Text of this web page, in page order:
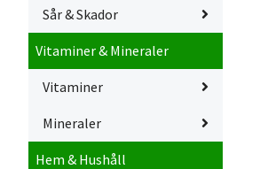
Sår & Skador
Vitaminer & Mineraler
Vitaminer
Mineraler
Hem & Hushåll